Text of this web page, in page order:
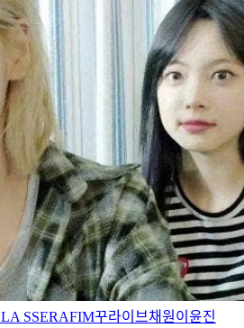
LA SSERAFIM꾸라이브채원이 윤진